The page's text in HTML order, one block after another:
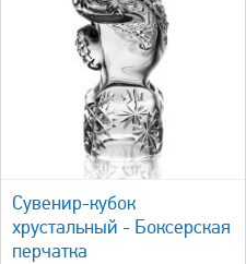
Сбросить фильтр
Сувенир-кубок
хрустальный - Боксерская
перчатка